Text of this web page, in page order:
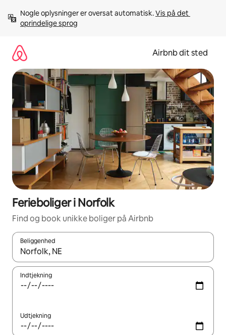
videre
Nogle oplysninger er oversat automatisk. Vis på det
oprindelige sprog
Airbnb dit sted
Ferieboliger i Norfolk
Find og book unikke boliger på Airbnb
Beliggenhed
Når resultaterne er tilgængelige, skal du navigere med
Indtjekning
Udtjekning